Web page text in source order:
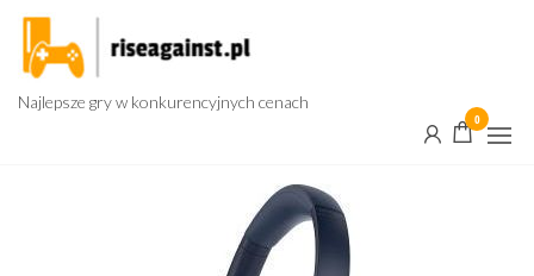
Przejdź
treści
Najlepsze gry w konkurencyjnych cenach
0